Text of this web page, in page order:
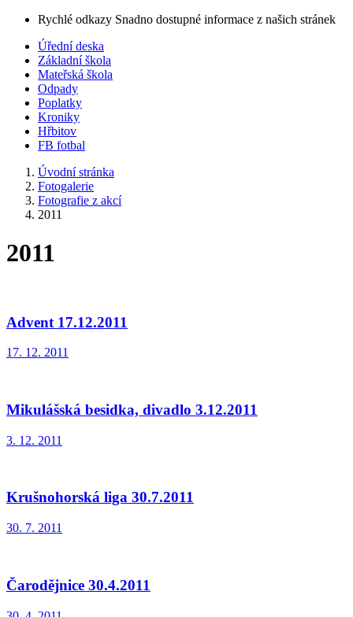
Rychlé odkazy Snadno dostupné informace z našich stránek
Úřední deska
Základní škola
Mateřská škola
Odpady
Poplatky
Kroniky
Hřbitov
FB fotbal
Úvodní stránka
Fotogalerie
Fotografie z akcí
2011
2011
Advent 17.12.2011
17. 12. 2011
Mikulášská besidka, divadlo 3.12.2011
3. 12. 2011
Krušnohorská liga 30.7.2011
30. 7. 2011
Čarodějnice 30.4.2011